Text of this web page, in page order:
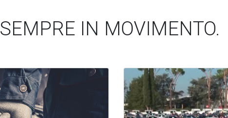
, SEMPRE IN MOVIMENTO.